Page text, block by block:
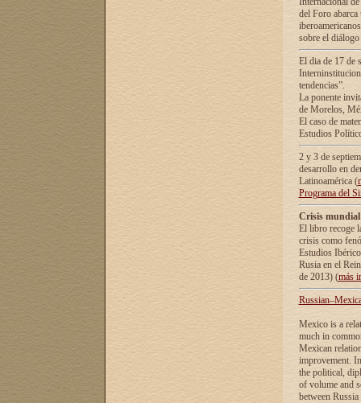
del Foro
sobre el
El dia de 17 de
tendencias”.
La ponente
de Morelos,
El caso de
Estudios
2 y 3 de
desarrollo en
Latinoamérica (
Programa del
Crisis
El libro recoge
crisis como
Estudios
Rusia en el
de 2013) (más
Mexico is a
much in
Mexican
improvement.
the political,
of volume and
between